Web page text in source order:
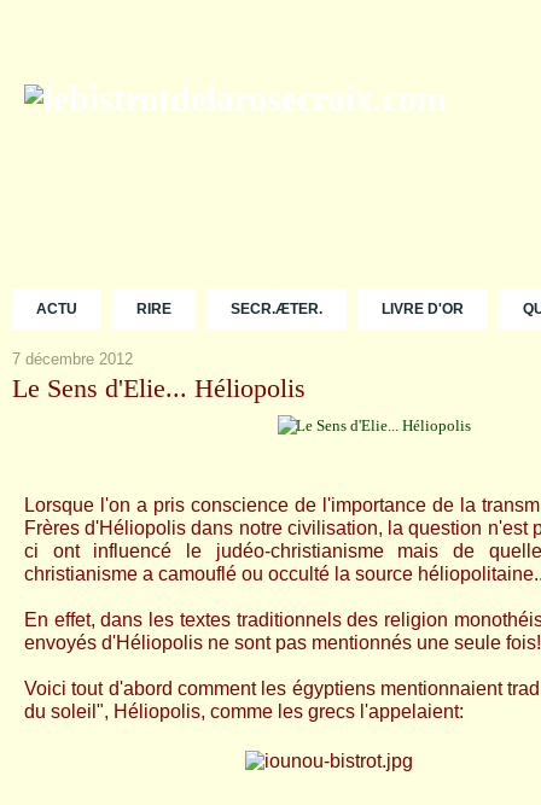
ACTU RIRE SECR.ÆTER. LIVRE D'OR
7 décembre 2012
Le Sens d'Elie... Héliopolis
Lorsque l'on a pris conscience de l'importance de la
Frères d'Héliopolis dans notre civilisation, la question n'est
ci ont influencé le judéo-christianisme mais de
christianisme a camouflé ou occulté la source
En effet, dans les textes traditionnels des religion
envoyés d'Héliopolis ne sont pas mentionnés une seule fois!
Voici tout d'abord comment les égyptiens mentionnaient
du soleil", Héliopolis, comme les grecs l'appelaient: